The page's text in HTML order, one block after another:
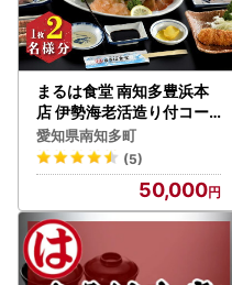
まるは食堂 南知多豊浜本
店 伊勢海老活造り付コー
スペアお食事券 まるは
愛知県南知多町
(5)
50,000